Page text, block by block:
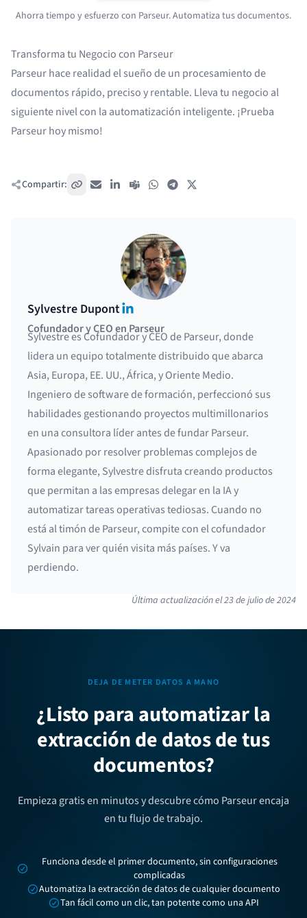
Ahorra tiempo y esfuerzo con Parseur. Automatiza tus documentos.
Transforma tu Negocio con Parseur
Parseur hace realidad el sueño de un procesamiento de
documentos rápido, preciso y rentable. Lleva tu negocio al
siguiente nivel con la automatización inteligente. ¡Prueba
Parseur hoy mismo!
Compartir: Copiar enlace
Correo electrónico
LinkedIn
Teams WhatsAppTelegram
Sylvestre DupontLinkedIn
Cofundador y CEO en Parseur
Sylvestre es Cofundador y CEO de Parseur, donde
lidera un equipo totalmente distribuido que abarca
Asia, Europa, EE. UU., África, y Oriente Medio.
Ingeniero de software de formación, perfeccionó sus
habilidades gestionando proyectos multimillonarios
en una consultora líder antes de fundar Parseur.
Apasionado por resolver problemas complejos de
forma elegante, Sylvestre disfruta creando productos
que permitan a las empresas delegar en la IA y
automatizar tareas operativas tediosas. Cuando no
está al timón de Parseur, compite con el cofundador
Sylvain para ver quién visita más países. Y va
perdiendo.
Última actualización el23 de julio de 2024
DEJA DE METER DATOS A MANO
¿Listo para automatizar la
extracción de datos de tus
documentos?
Empieza gratis en minutos y descubre cómo Parseur encaja
en tu flujo de trabajo.
Funciona desde el primer documento, sin configuraciones
complicadas
Automatiza la extracción de datos de cualquier documento
Tan fácil como un clic, tan potente como una API